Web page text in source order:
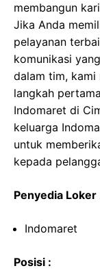
membangun
Jika Anda
pelayanan
komunikasi
dalam tim, kami
langkah
Indomaret di
keluarga
untuk
kepada
Penyedia Loker
Indomaret
Posisi :